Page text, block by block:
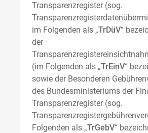
Transparenzregister (sog.
im Folgenden als „TrDüV“
der
(im Folgenden als „TrEinV“
sowie der Besonderen
des Bundesministeriums der
Transparenzregister (sog.
Folgenden als „TrGebV“